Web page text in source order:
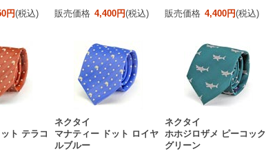
円(税込) 販売価格 4,400円(税込) 販売価格 4,400円(税込)
ト テラコ
ネクタイ
マナティー ドット ロイヤ
ルブルー
ネクタイ
ホホジロザメ ピーコック
グリーン